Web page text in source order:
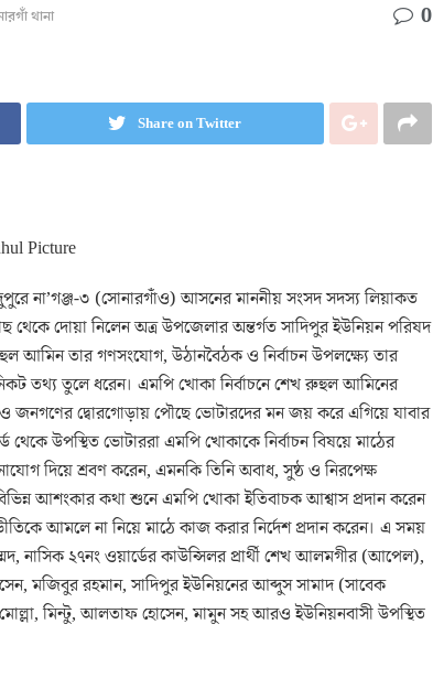
থানা 0
Share on Twitter
না’গঞ্জ-৩ (সোনারগাঁও) আসনের মাননীয় সংসদ সদস্য লিয়াকত
থেকে দোয়া নিলেন অত্র উপজেলার অন্তর্গত সাদিপুর ইউনিয়ন পরিষদ
আমিন তার গণসংযোগ, উঠানবৈঠক ও নির্বাচন উপলক্ষ্যে তার
তথ্য তুলে ধরেন। এমপি খোকা নির্বাচনে শেখ রুহুল আমিনের
ও জনগণের দ্বোরগোড়ায় পৌছে ভোটারদের মন জয় করে এগিয়ে যাবার
থেকে উপস্থিত ভোটাররা এমপি খোকাকে নির্বাচন বিষয়ে মাঠের
দিয়ে শ্রবণ করেন, এমনকি তিনি অবাধ, সুষ্ঠ ও নিরপেক্ষ
আশংকার কথা শুনে এমপি খোকা ইতিবাচক আশ্বাস প্রদান করেন
আমলে না নিয়ে মাঠে কাজ করার নির্দেশ প্রদান করেন। এ সময়
নাসিক ২৭নং ওয়ার্ডের কাউন্সিলর প্রার্থী শেখ আলমগীর (আপেল),
মজিবুর রহমান, সাদিপুর ইউনিয়নের আব্দুস সামাদ (সাবেক
মিন্টু, আলতাফ হোসেন, মামুন সহ আরও ইউনিয়নবাসী উপস্থিত